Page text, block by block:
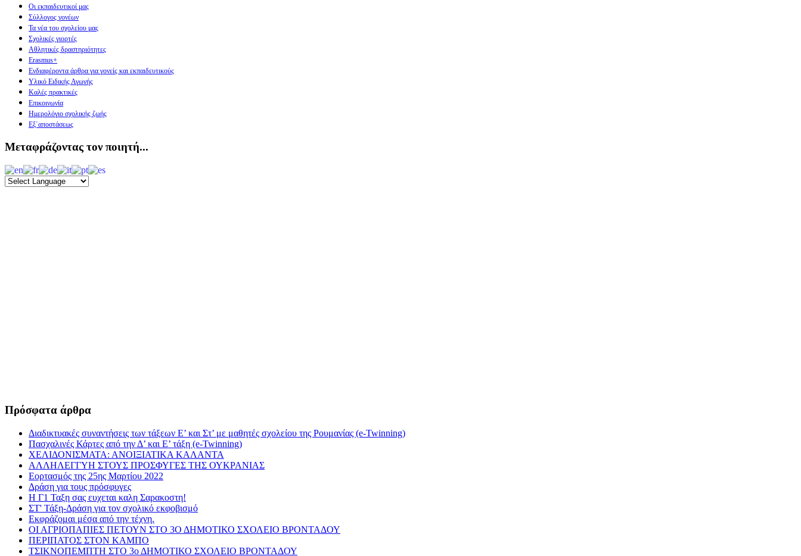
Οι εκπαιδευτικοί μας
Σύλλογος γονέων
Τα νέα του σχολείου μας
Σχολικές γιορτές
Αθλητικές δραστηριότητες
Erasmus+
Ενδιαφέροντα άρθρα για γονείς και εκπαιδευτικούς
Υλικό Ειδικής Αγωγής
Καλές πρακτικές
Επικοινωνία
Ημερολόγιο σχολικής ζωής
Εξ΄αποστάσεως
Μεταφράζοντας τον ποιητή...
Πρόσφατα άρθρα
Διαδικτυακές συναντήσεις των τάξεων Ε’ και Στ’ με μαθητές σχολείου της Ρουμανίας (e-Twinning)
Πασχαλινές Κάρτες από την Δ’ και Ε’ τάξη (e-Twinning)
ΧΕΛΙΔΟΝΙΣΜΑΤΑ: ΑΝΟΙΞΙΑΤΙΚΑ ΚΑΛΑΝΤΑ
ΑΛΛΗΛΕΓΓΥΗ ΣΤΟΥΣ ΠΡΟΣΦΥΓΕΣ ΤΗΣ ΟΥΚΡΑΝΙΑΣ
Εορτασμός της 25ης Μαρτίου 2022
Δράση για τους πρόσφυγες
Η Γ1 Ταξη σας ευχεται καλη Σαρακοστη!
ΣΤ' Τάξη-Δράση για τον σχολικό εκφοβισμό
Εκφράζομαι μέσα από την τέχνη.
ΟΙ ΑΓΡΙΟΠΑΠΙΕΣ ΠΕΤΟΥΝ ΣΤΟ 3Ο ΔΗΜΟΤΙΚΟ ΣΧΟΛΕΙΟ ΒΡΟΝΤΑΔΟΥ
ΠΕΡΙΠΑΤΟΣ ΣΤΟΝ ΚΑΜΠΟ
ΤΣΙΚΝΟΠΕΜΠΤΗ ΣΤΟ 3ο ΔΗΜΟΤΙΚΟ ΣΧΟΛΕΙΟ ΒΡΟΝΤΑΔΟΥ